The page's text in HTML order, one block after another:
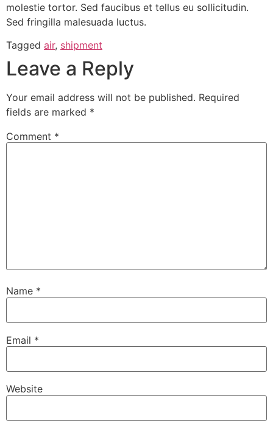
molestie tortor. Sed faucibus et tellus eu sollicitudin.
Sed fringilla malesuada luctus.
Tagged air, shipment
Leave a Reply
Your email address will not be published. Required
fields are marked *
Comment *
Name *
Email *
Website